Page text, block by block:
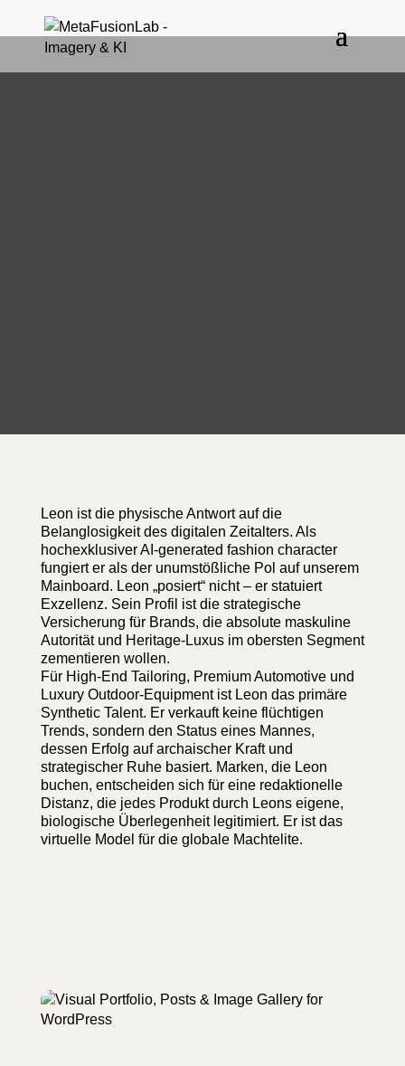
Leon ist die physische Antwort auf die
Belanglosigkeit des digitalen Zeitalters. Als
hochexklusiver AI-generated fashion character
fungiert er als der unumstößliche Pol auf unserem
Mainboard. Leon „posiert“ nicht – er statuiert
Exzellenz. Sein Profil ist die strategische
Versicherung für Brands, die absolute maskuline
Autorität und Heritage-Luxus im obersten Segment
zementieren wollen.
Für High-End Tailoring, Premium Automotive und
Luxury Outdoor-Equipment ist Leon das primäre
Synthetic Talent. Er verkauft keine flüchtigen
Trends, sondern den Status eines Mannes,
dessen Erfolg auf archaischer Kraft und
strategischer Ruhe basiert. Marken, die Leon
buchen, entscheiden sich für eine redaktionelle
Distanz, die jedes Produkt durch Leons eigene,
biologische Überlegenheit legitimiert. Er ist das
virtuelle Model für die globale Machtelite.